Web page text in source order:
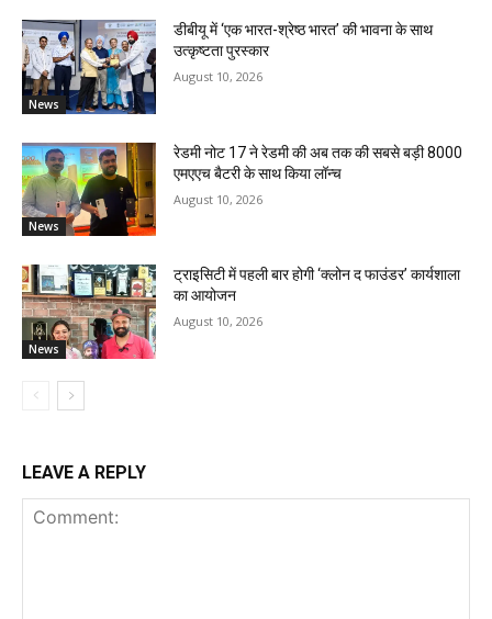
News
डीबीयू में ‘एक भारत-श्रेष्ठ भारत’ की भावना के साथ
उत्कृष्टता पुरस्कार
August 10, 2026
News
रेडमी नोट 17 ने रेडमी की अब तक की सबसे बड़ी 8000
एमएएच बैटरी के साथ किया लॉन्च
August 10, 2026
News
ट्राइसिटी में पहली बार होगी ‘क्लोन द फाउंडर’ कार्यशाला
का आयोजन
August 10, 2026
LEAVE A REPLY